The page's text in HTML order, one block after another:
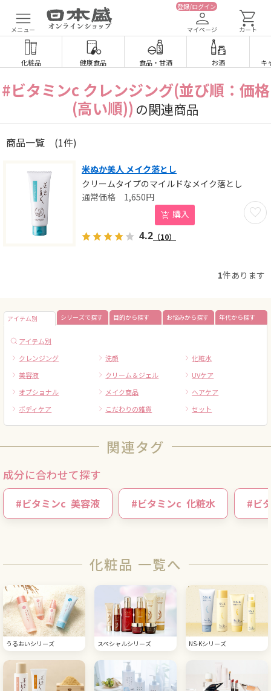
メニュー
登録/ログイン
マイページ カート
化粧品 健康食品 食品・ 甘酒 お酒 キ
#ビタミンc クレンジング(並び順：価格
(高い順)) の関連商品
商品一覧 (1件)
米ぬか美人 メイク落とし
クリームタイプのマイルドなメイク落とし
お気
1,650円
購入
4.2 （10）
1件あります
アイテム別 シリーズで探す 目的から探す お悩みから探す 年代から探す
アイテム別
クレンジング
洗顔
化粧水
美容液
クリーム＆ジェル
UVケア
オプショナル
メイク商品
ヘアケア
ボディケア
こだわりの雑貨 セット
関連タグ
成分に合わせて探す
#ビタミンc 美容液 #ビタミンc 化粧水 #ビ
化粧品 一覧へ
うるおいシリーズ スペシャルシリーズ NS-Kシリーズ